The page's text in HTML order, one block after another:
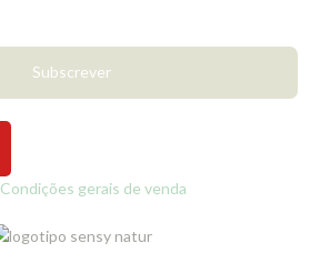
Subscrever
Condições gerais de venda